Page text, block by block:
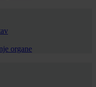
organe